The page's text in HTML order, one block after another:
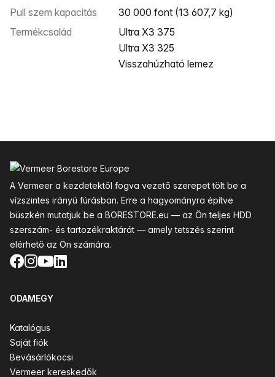
Pull szem kapacitás
30 000 font (13 607,7 kg)
Termékcsalád
Ultra X3 375
Ultra X3 325
Visszahúzható lemez
A Vermeer a kezdetektől fogva vezető szerepet tölt be a
vízszintes irányú fúrásban. Erre a hagyományra építve
büszkén mutatjuk be a BORESTORE.eu — az Ön teljes HDD
szerszám- és tartozékraktárát — amely tetszés szerint
elérhető az Ön számára.
Facebook
Instagram
YouTube
LinkedIn
ODAMEGY
Katalógus
Saját fiók
Bevásárlókocsi
Vermeer kereskedők